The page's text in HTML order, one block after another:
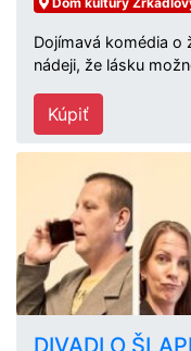
Dojímavá komédia o
nádeji, že lásku
Kúpiť
DIVADLO